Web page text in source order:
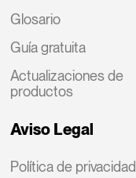
Glosario
Guía gratuita
Actualizaciones de
productos
Aviso Legal
Política de privacidad